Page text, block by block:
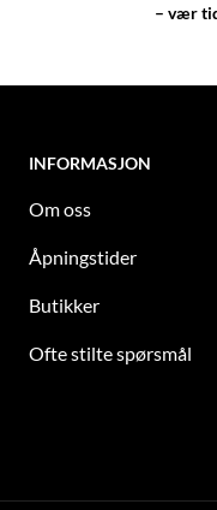
– vær
INFORMASJON
Om oss
Åpningstider
Butikker
Ofte stilte spørsmål